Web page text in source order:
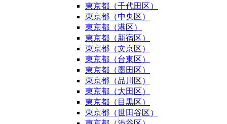
東京都（千代田区）
東京都（中央区）
東京都（港区）
東京都（新宿区）
東京都（文京区）
東京都（台東区）
東京都（墨田区）
東京都（品川区）
東京都（大田区）
東京都（目黒区）
東京都（世田谷区）